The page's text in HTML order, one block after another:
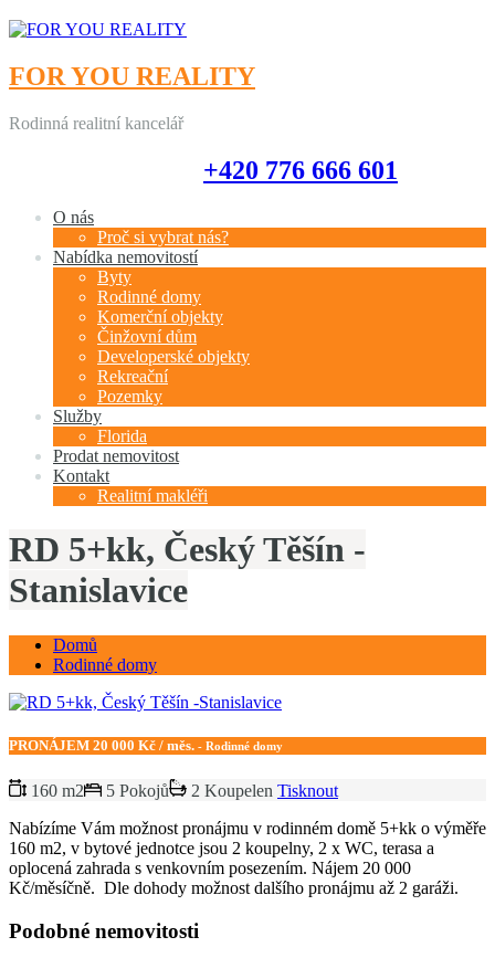
FOR YOU REALITY
Rodinná realitní kancelář
+420 776 666 601
O nás
Proč si vybrat nás?
Nabídka nemovitostí
Byty
Rodinné domy
Komerční objekty
Činžovní dům
Developerské objekty
Rekreační
Pozemky
Služby
Florida
Prodat nemovitost
Kontakt
Realitní makléři
RD 5+kk, Český Těšín -
Stanislavice
Domů
Rodinné domy
PRONÁJEM 20 000 Kč / měs. - Rodinné domy
160 m2 5 Pokojů 2 Koupelen Tisknout
Nabízíme Vám možnost pronájmu v rodinném domě 5+kk o výměře
160 m2, v bytové jednotce jsou 2 koupelny, 2 x WC, terasa a
oplocená zahrada s venkovním posezením. Nájem 20 000
Kč/měsíčně. Dle dohody možnost dalšího pronájmu až 2 garáži.
Podobné nemovitosti